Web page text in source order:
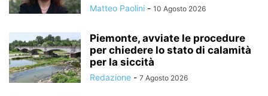
Matteo Paolini - 10 Agosto 2026
Piemonte, avviate le procedure
per chiedere lo stato di calamità
per la siccità
Redazione - 7 Agosto 2026